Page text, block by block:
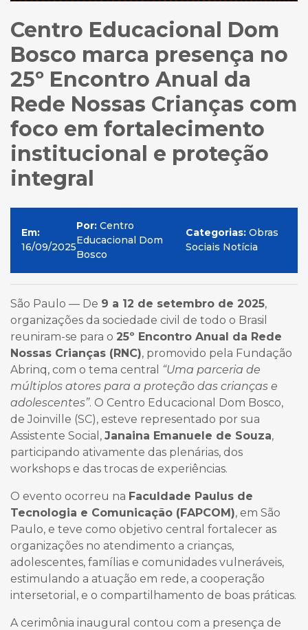
Centro Educacional Dom
Bosco marca presença no
25º Encontro Anual da
Rede Nossas Crianças com
foco em fortalecimento
institucional e proteção
integral
Em:
16/09/2025
Por: Centro
Educacional Dom
Bosco
Categorias: Obras
Sociais Notícia
São Paulo — De 9 a 12 de setembro de 2025,
organizações da sociedade civil de todo o Brasil
reuniram-se para o 25º Encontro Anual da Rede
Nossas Crianças (RNC), promovido pela Fundação
Abrinq, com o tema central
“Uma parceria de
múltiplos atores para a proteção das crianças e
adolescentes”. O Centro Educacional Dom Bosco,
de Joinville (SC), esteve representado por sua
Assistente Social, Janaina Emanuele de Souza,
participando ativamente das plenárias, dos
workshops e das trocas de experiências.
O evento ocorreu na Faculdade Paulus de
Tecnologia e Comunicação (FAPCOM), em São
Paulo, e teve como objetivo central fortalecer as
organizações no atendimento a crianças,
adolescentes, famílias e comunidades vulneráveis,
estimulando a atuação em rede, a cooperação
intersetorial, e o compartilhamento de boas práticas.
A cerimônia inaugural contou com a presença de